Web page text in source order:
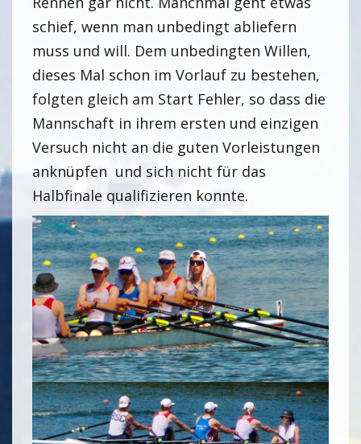
schief, wenn man unbedingt abliefern
muss und will. Dem unbedingten Willen,
dieses Mal schon im Vorlauf zu bestehen,
folgten gleich am Start Fehler, so dass die
Mannschaft in ihrem ersten und einzigen
Versuch nicht an die guten Vorleistungen
anknüpfen und sich nicht für das
Halbfinale qualifizieren konnte.